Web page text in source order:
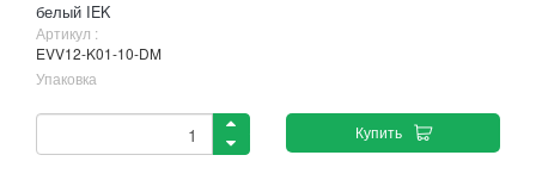
белый IEK
Артикул :
EVV12-K01-10-DM
Упаковка
Купить